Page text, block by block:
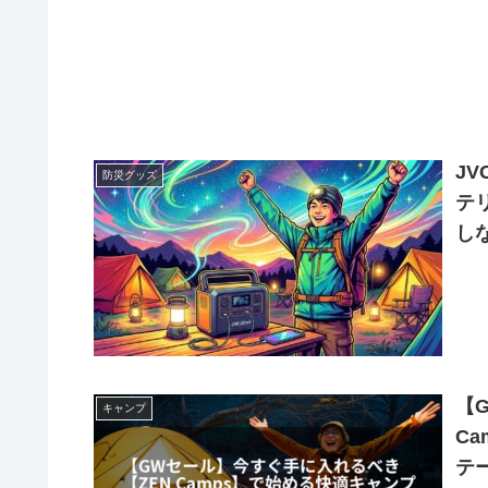
防災グッズ
テ
し
キャンプ
テ